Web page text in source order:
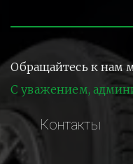
Обращайтесь к нам
С уважением,
Контакты